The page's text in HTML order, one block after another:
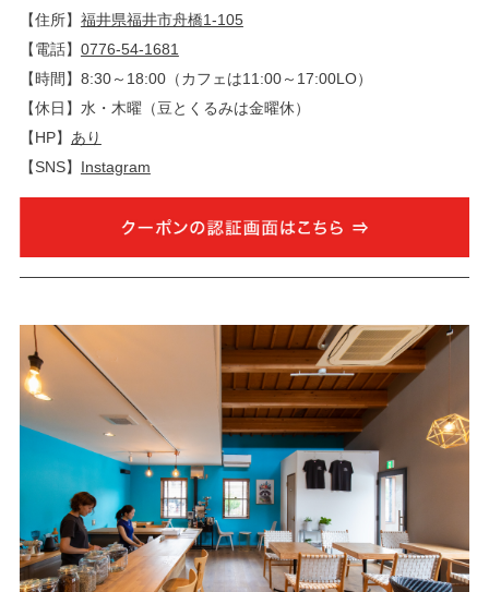
【住所】 福井県福井市舟橋1-105
【電話】 0776-54-1681
【時間】8:30～18:00（カフェは11:00～17:00LO）
【休日】水・木曜（豆とくるみは金曜休）
【HP】 あり
【SNS】 Instagram